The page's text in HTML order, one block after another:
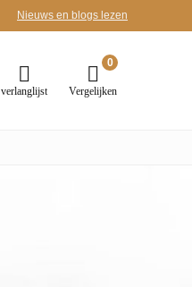
Nieuws en blogs lezen
verlanglijst
0
Vergelijken